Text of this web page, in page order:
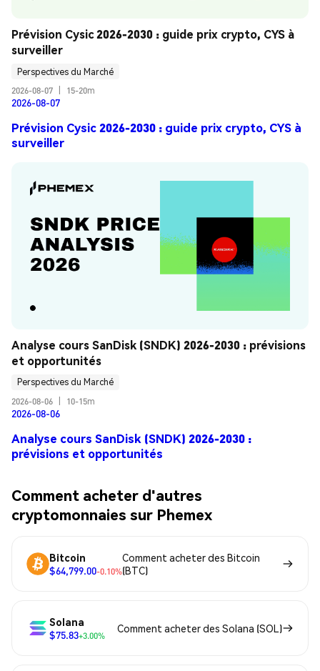
Prévision Cysic 2026-2030 : guide prix crypto, CYS à
surveiller
Perspectives du Marché
2026-08-07
15-20m
2026-08-07
Prévision Cysic 2026-2030 : guide prix crypto, CYS à
surveiller
Analyse cours SanDisk (SNDK) 2026-2030 : prévisions
et opportunités
Perspectives du Marché
2026-08-06
10-15m
2026-08-06
Analyse cours SanDisk (SNDK) 2026-2030 :
prévisions et opportunités
Comment acheter d'autres
cryptomonnaies sur Phemex
Bitcoin
$64,799.00-0.10%
Comment acheter des Bitcoin
(BTC)
Solana
$75.83+3.00%
Comment acheter des Solana (SOL)